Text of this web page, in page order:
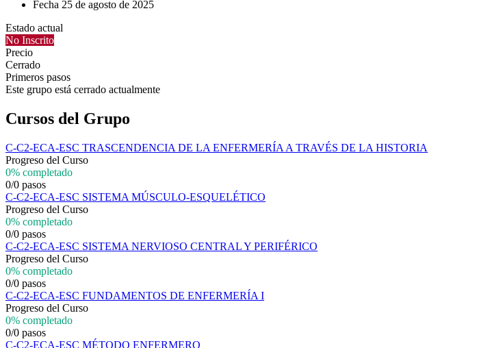
Fecha 25 de agosto de 2025
Estado actual
No Inscrito
Precio
Cerrado
Primeros pasos
Este grupo está cerrado actualmente
Cursos del Grupo
C-C2-ECA-ESC TRASCENDENCIA DE LA ENFERMERÍA A TRAVÉS DE LA HISTORIA
Progreso del Curso
0% completado
0/0 pasos
C-C2-ECA-ESC SISTEMA MÚSCULO-ESQUELÉTICO
Progreso del Curso
0% completado
0/0 pasos
C-C2-ECA-ESC SISTEMA NERVIOSO CENTRAL Y PERIFÉRICO
Progreso del Curso
0% completado
0/0 pasos
C-C2-ECA-ESC FUNDAMENTOS DE ENFERMERÍA I
Progreso del Curso
0% completado
0/0 pasos
C-C2-ECA-ESC MÉTODO ENFERMERO